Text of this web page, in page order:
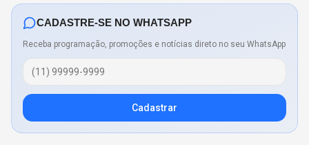
CADASTRE-SE NO WHATSAPP
Receba programação, promoções e notícias direto no seu WhatsApp
Cadastrar